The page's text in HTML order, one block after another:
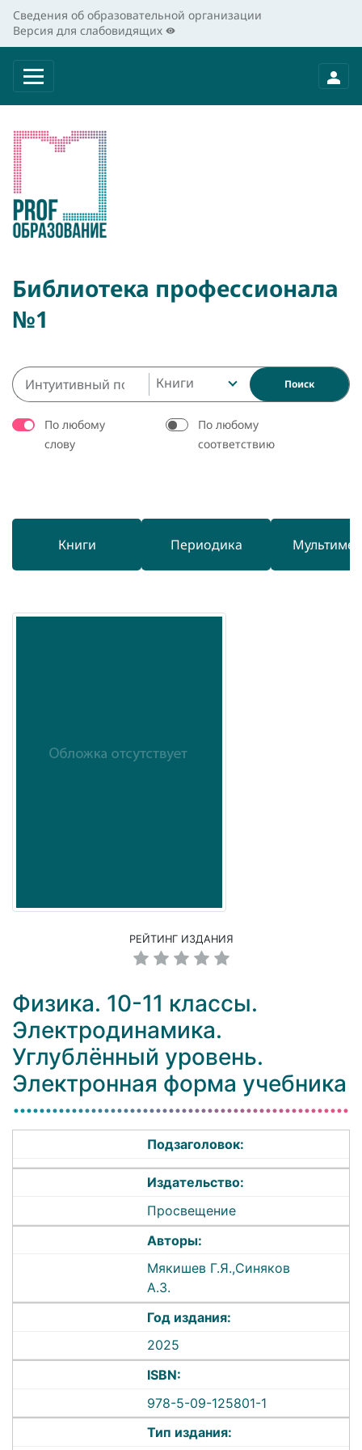
Сведения об образовательной организации
Версия для слабовидящих
Библиотека профессионала
№1
Книги Поиск
По любому
слову
По любому
соответствию
Книги Периодика
РЕЙТИНГ ИЗДАНИЯ
Физика. 10-11 классы.
Электродинамика.
Углублённый уровень.
Электронная форма учебника
Подзаголовок:
Издательство:
Просвещение
Авторы:
Мякишев Г.Я.,Синяков
А.З.
Год издания:
2025
ISBN:
978-5-09-125801-1
Тип издания: